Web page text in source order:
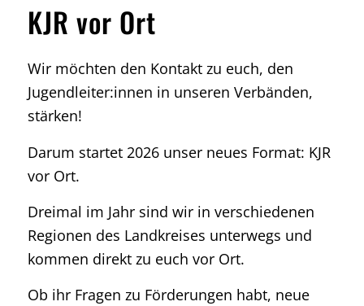
KJR vor Ort
Wir möchten den Kontaktzu euch, den
Jugendleiter:innen in unseren Verbänden,
stärken!
Darum startet 2026 unser neues Format: KJR
vor Ort.
Dreimal im Jahr sind wir in verschiedenen
Regionen des Landkreises unterwegs und
kommen direkt zu euch vor Ort.
Ob ihr Fragen zu Förderungen habt, neue